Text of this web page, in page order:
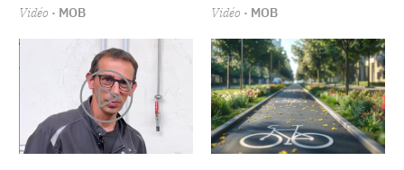
Vidéo · MOB
Vidéo · MOB